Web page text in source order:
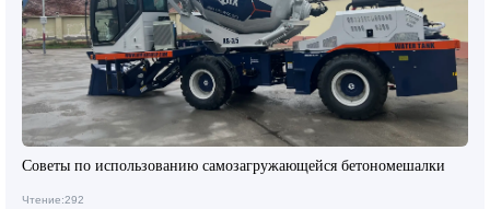
Советы по использованию самозагружающейся бетономешалки
Чтение:292